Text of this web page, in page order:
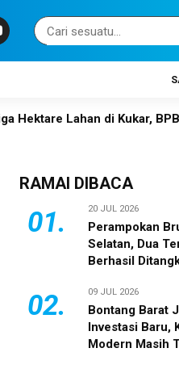
di Kukar, BPBD Gerak Cepat
RAMAI DIBACA
01. 20 JUL 2026
Perampokan
Selatan, Dua
Berhasil
02. 09 JUL 2026
Bontang Barat
Investasi Baru,
Modern Masih